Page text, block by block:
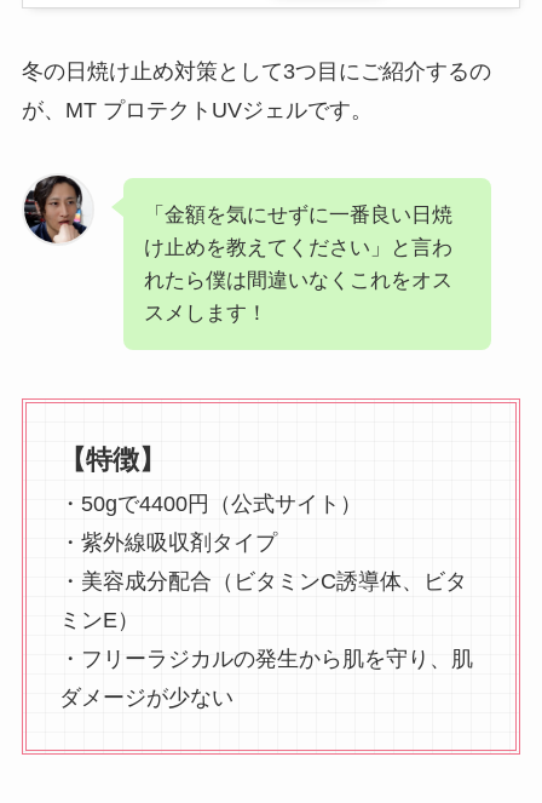
冬の日焼け止め対策として3つ目にご紹介するの
が、MT プロテクトUVジェルです。
「金額を気にせずに一番良い日焼
け止めを教えてください」と言わ
れたら僕は間違いなくこれをオス
スメします！
【特徴】
・50gで4400円（公式サイト）
・紫外線吸収剤タイプ
・美容成分配合（ビタミンC誘導体、ビタ
ミンE）
・フリーラジカルの発生から肌を守り、肌
ダメージが少ない